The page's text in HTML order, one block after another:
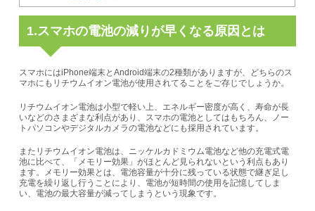
1.スマホの電池の減りが早くなる原因とは
スマホにはiPhone端末とAndroid端末の2種類がありますが、どちらのス
マホにもリチウムイオン電池が使用されてることをご存じでしょうか。
リチウムイオン電池は小型で軽い上、エネルギー密度が高く、寿命が長
いなどのさまざまな利点があり、スマホの電池としてはもちろん、ノー
トパソコンやデジタルカメラの電池などにも採用されています。
またリチウムイオン電池は、ニッケルカドミウム電池など他の充電式電
池に比べて、「メモリー効果」がほとんど見られないという利点もあり
ます。メモリー効果とは、電池容量が十分に残っている状態で継ぎ足し
充電を繰り返し行うことにより、電池が短時間の使用を記憶してしま
い、電池の最大容量が減ってしまうという現象です。